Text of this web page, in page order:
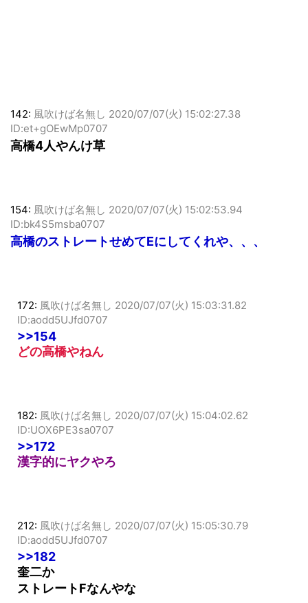
142: 風吹けば名無し 2020/07/07(火) 15:02:27.38
ID:et+gOEwMp0707
高橋4人やんけ草
154: 風吹けば名無し 2020/07/07(火) 15:02:53.94
ID:bk4S5msba0707
高橋のストレートせめてEにしてくれや、、、
172: 風吹けば名無し 2020/07/07(火) 15:03:31.82
ID:aodd5UJfd0707
>>154
どの高橋やねん
182: 風吹けば名無し 2020/07/07(火) 15:04:02.62
ID:UOX6PE3sa0707
>>172
漢字的にヤクやろ
212: 風吹けば名無し 2020/07/07(火) 15:05:30.79
ID:aodd5UJfd0707
>>182
奎二か
ストレートFなんやな